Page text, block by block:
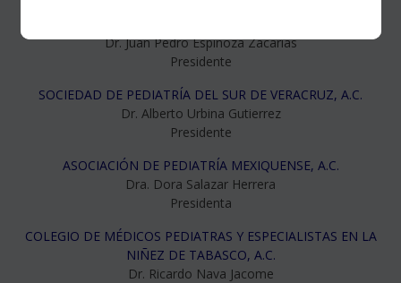
Dr. Juan Pedro Espinoza Zacarias
Presidente
SOCIEDAD DE PEDIATRÍA DEL SUR DE VERACRUZ, A.C.
Dr. Alberto Urbina Gutierrez
Presidente
ASOCIACIÓN DE PEDIATRÍA MEXIQUENSE, A.C.
Dra. Dora Salazar Herrera
Presidenta
COLEGIO DE MÉDICOS PEDIATRAS Y ESPECIALISTAS EN LA
NIÑEZ DE TABASCO, A.C.
Dr. Ricardo Nava Jacome